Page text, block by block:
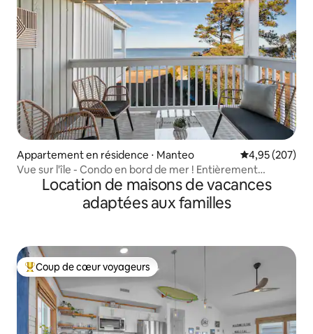
Appartement en résidence ⋅ Manteo Évaluation
4,95 (207)
Vue sur l'île - Condo en bord de mer ! Entièrement
rénové !Location de maisons de vacances
adaptées aux familles
Coups de cœur voyageurs les plus appréciés
Coup de cœur voyageurs